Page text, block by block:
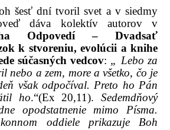
šesť dní tvoril svet a v siedmy
dáva kolektív autorov v
Odpovedí – Dvadsať
k stvoreniu, evolúcii a knihe
súčasných vedcov: „ Lebo za
nebo a zem, more a všetko, čo je
však odpočíval. Preto ho Pán
ho.“(Ex 20,11). Sedemdňový
opodstatnenie mimo Písma.
oddiele prikazuje Boh